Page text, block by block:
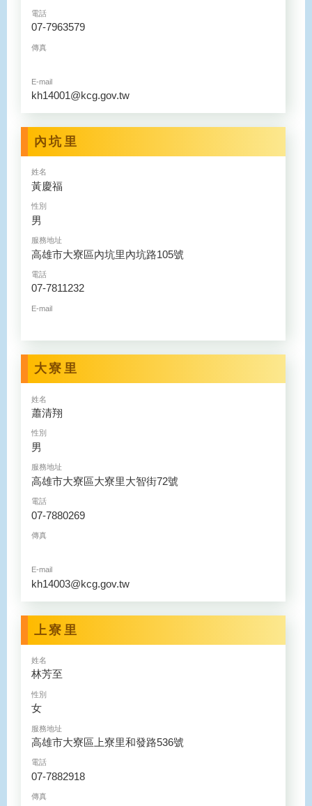
電話
07-7963579
傳真
E-mail
kh14001@kcg.gov.tw
內坑里
姓名
黃慶福
性別
男
服務地址
高雄市大寮區內坑里內坑路105號
電話
07-7811232
E-mail
大寮里
姓名
蕭清翔
性別
男
服務地址
高雄市大寮區大寮里大智街72號
電話
07-7880269
傳真
E-mail
kh14003@kcg.gov.tw
上寮里
姓名
林芳至
性別
女
服務地址
高雄市大寮區上寮里和發路536號
電話
07-7882918
傳真